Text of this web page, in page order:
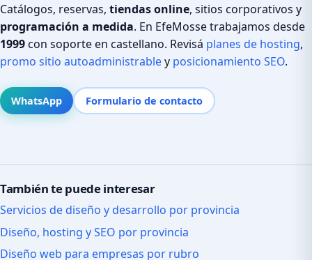
Catálogos, reservas, tiendas online, sitios corporativos y
programación a medida. En EfeMosse trabajamos desde
1999con soporte en castellano. Revisá planes de hosting,
promo sitio autoadministrabley posicionamiento SEO.
WhatsApp Formulario de contacto
También te puede interesar
Servicios de diseño y desarrollo por provincia
Diseño, hosting y SEO por provincia
Diseño web para empresas por rubro